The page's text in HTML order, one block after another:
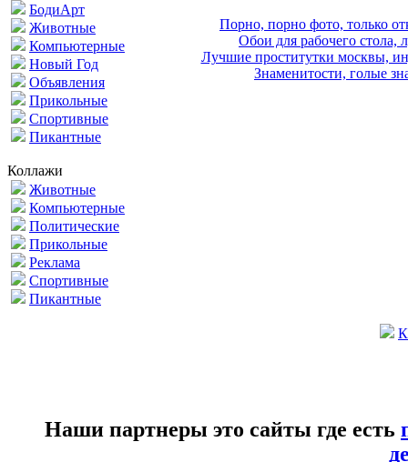
БодиАрт
Животные
Компьютерные
Новый Год
Объявления
Прикольные
Спортивные
Пикантные
Коллажи
Животные
Компьютерные
Политические
Прикольные
Реклама
Спортивные
Пикантные
Порно, порно фото, только
Обои для рабочего стола,
Лучшие проститутки москвы,
Знаменитости, голые
Наши партнеры это сайты где есть